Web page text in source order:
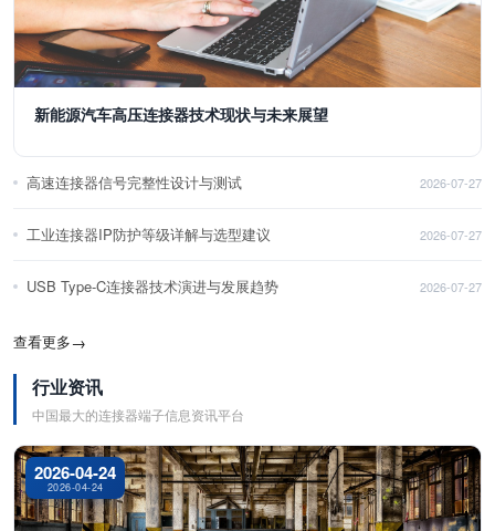
新能源汽车高压连接器技术现状与未来展望
高速连接器信号完整性设计与测试 2026-07-27
工业连接器IP防护等级详解与选型建议 2026-07-27
USB Type-C连接器技术演进与发展趋势 2026-07-27
查看更多→
行业资讯
中国最大的连接器端子信息资讯平台
2026-04-24
2026-04-24